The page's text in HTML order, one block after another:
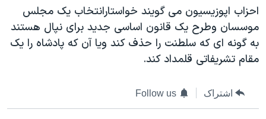
صفحه‌های ویژه
سفر پرزیدنت ترامپ به چین
احزاب اپوزيسيون می گويند خواستارانتخاب يک مجلس
موسسان وطرح يک قانون اساسی جديد برای نپال هستند
به گونه ای که سلطنت را حذف کند ويا آن که پادشاه را يک
مقام تشريفاتی قلمداد کند.
اشتراک Follow us